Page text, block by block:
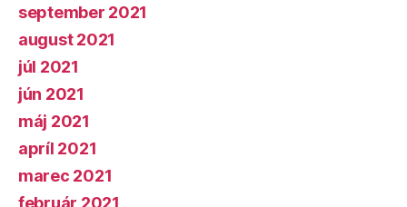
september 2021
august 2021
júl 2021
jún 2021
máj 2021
apríl 2021
marec 2021
február 2021